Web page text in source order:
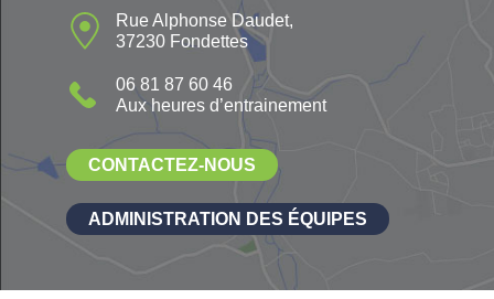
Rue Alphonse Daudet,
37230 Fondettes
06 81 87 60 46
Aux heures d’entrainement
CONTACTEZ-NOUS
ADMINISTRATION DES ÉQUIPES